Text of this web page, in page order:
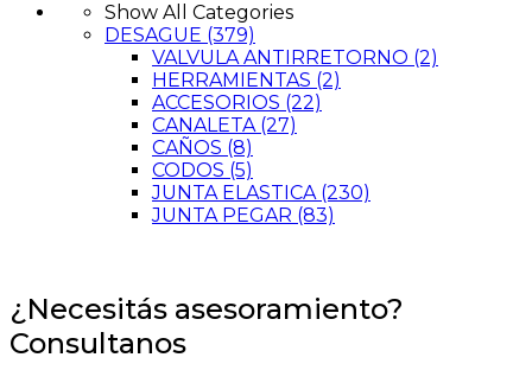
Show All Categories
DESAGUE (379)
VALVULA ANTIRRETORNO (2)
HERRAMIENTAS (2)
ACCESORIOS (22)
CANALETA (27)
CAÑOS (8)
CODOS (5)
JUNTA ELASTICA (230)
JUNTA PEGAR (83)
¿Necesitás asesoramiento?
Consultanos